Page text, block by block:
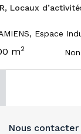
Locaux
Espace
m2
Nous contacter